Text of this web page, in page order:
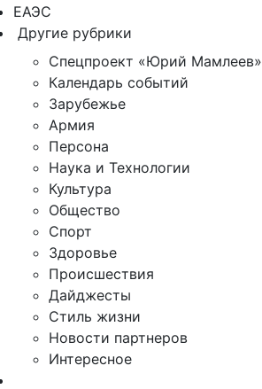
ЕАЭС
Другие рубрики
Спецпроект «Юрий Мамлеев»
Календарь событий
Зарубежье
Армия
Персона
Наука и Технологии
Культура
Общество
Спорт
Здоровье
Происшествия
Дайджесты
Стиль жизни
Новости партнеров
Интересное